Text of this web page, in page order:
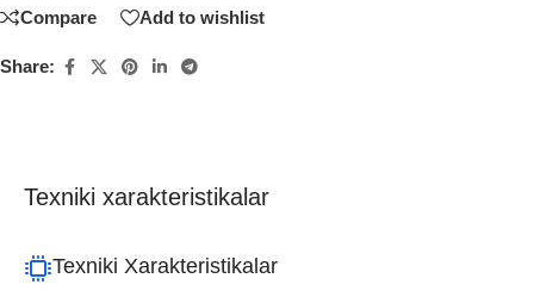
Compare Add to wishlist
Share:
Texniki xarakteristikalar
Texniki Xarakteristikalar